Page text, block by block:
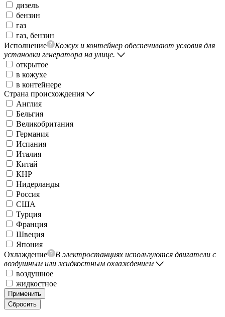
дизель
бензин
газ
газ, бензин
Исполнение
Кожух и контейнер обеспечивают условия для
установки генератора на улице.
открытое
в кожухе
в контейнере
Страна происхождения
Англия
Бельгия
Великобритания
Германия
Испания
Италия
Китай
КНР
Нидерланды
Россия
США
Турция
Франция
Швеция
Япония
Охлаждение
В электростанциях используются двигатели с
воздушным или жидкостным охлаждением
воздушное
жидкостное
Применить
Сбросить